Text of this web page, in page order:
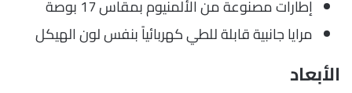
إطارات مصنوعة من الألمنيوم بمقاس 17 بوصة
مرايا جانبية قابلة للطي كهربائياً بنفس لون الهيكل
الأبعاد